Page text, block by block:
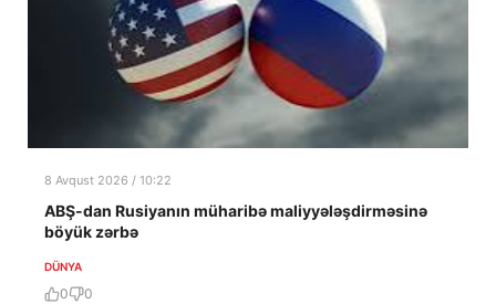
8 Avqust 2026 / 10:22
ABŞ-dan Rusiyanın müharibə maliyyələşdirməsinə
böyük zərbə
DÜNYA
0 0